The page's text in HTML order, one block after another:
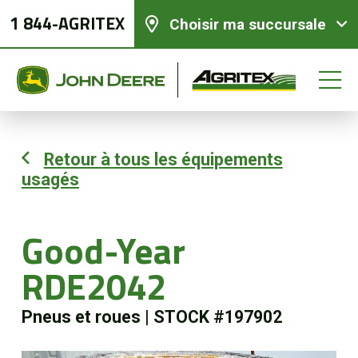
1 844-AGRITEX Choisir ma succursale
Retour à tous les équipements
usagés
Good-Year
RDE2042
Pneus et roues STOCK #197902
Équipements neufs
Équipements usagés
Pièces et services